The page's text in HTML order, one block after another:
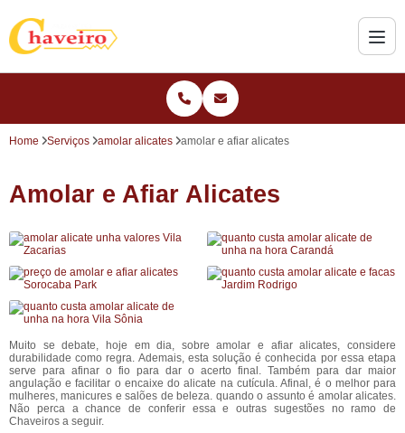
Home Serviços amolar alicates amolar e afiar alicates
Amolar e Afiar Alicates
Muito se debate, hoje em dia, sobre amolar e afiar alicates, considere
durabilidade como regra. Ademais, esta solução é conhecida por essa etapa
serve para afinar o fio para dar o acerto final. Também para dar maior
angulação e facilitar o encaixe do alicate na cutícula. Afinal, é o melhor para
mulheres, manicures e salões de beleza. quando o assunto é amolar alicates.
Não perca a chance de conferir essa e outras sugestões no ramo de
Chaveiros a seguir.